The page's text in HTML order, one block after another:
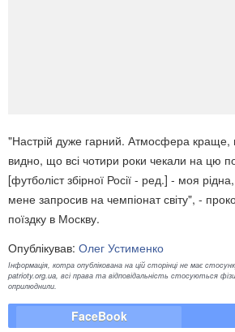
"Настрій дуже гарний. Атмосфера краще,
видно, що всі чотири роки чекали на цю
[футболіст збірної Росії - ред.] - моя
мене запросив на чемпіонат світу", -
поїздку в Москву.
Опублікував: Олег Устименко
Інформація, котра опублікована на цій сторінці не має
patrioty.org.ua, всі права та відповідальність стосуються
оприлюднили.
FaceBook